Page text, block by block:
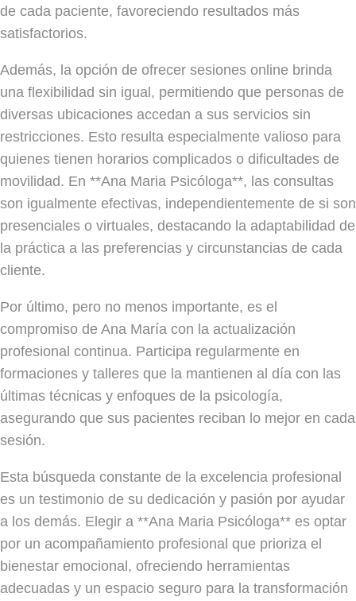
de cada paciente, favoreciendo resultados más
satisfactorios.
Además, la opción de ofrecer sesiones online brinda
una flexibilidad sin igual, permitiendo que personas de
diversas ubicaciones accedan a sus servicios sin
restricciones. Esto resulta especialmente valioso para
quienes tienen horarios complicados o dificultades de
movilidad. En **Ana Maria Psicóloga**, las consultas
son igualmente efectivas, independientemente de si son
presenciales o virtuales, destacando la adaptabilidad de
la práctica a las preferencias y circunstancias de cada
cliente.
Por último, pero no menos importante, es el
compromiso de Ana María con la actualización
profesional continua. Participa regularmente en
formaciones y talleres que la mantienen al día con las
últimas técnicas y enfoques de la psicología,
asegurando que sus pacientes reciban lo mejor en cada
sesión.
Esta búsqueda constante de la excelencia profesional
es un testimonio de su dedicación y pasión por ayudar
a los demás. Elegir a **Ana Maria Psicóloga** es optar
por un acompañamiento profesional que prioriza el
bienestar emocional, ofreciendo herramientas
adecuadas y un espacio seguro para la transformación